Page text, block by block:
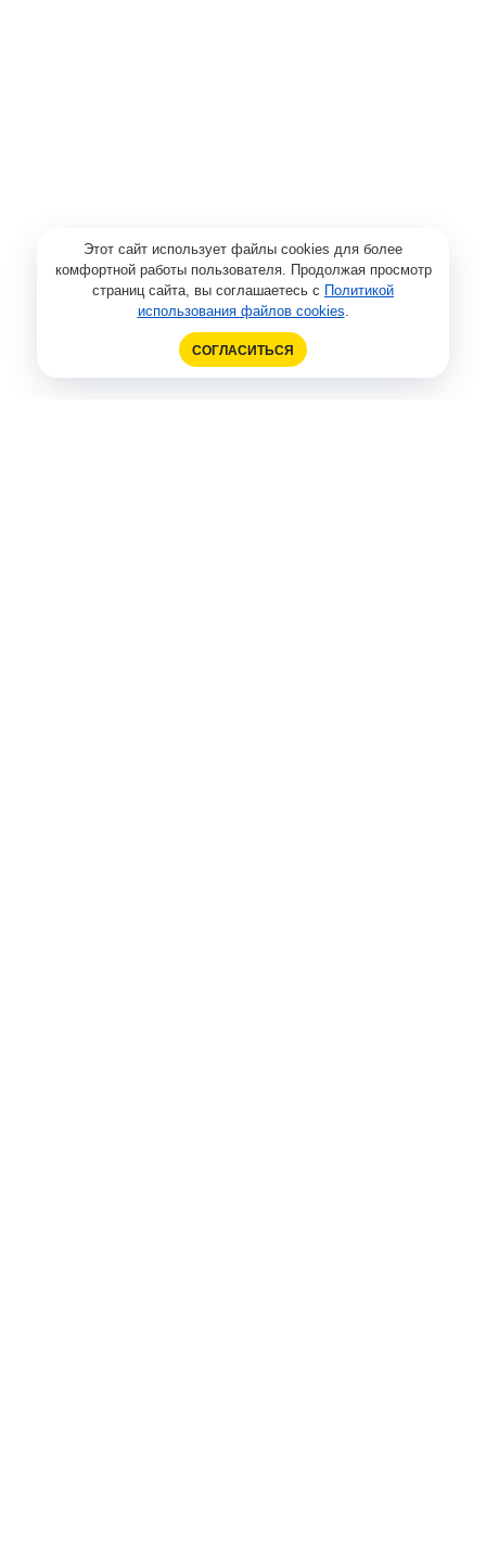
Этот сайт использует файлы cookies для более
комфортной работы пользователя. Продолжая просмотр
страниц сайта, вы соглашаетесь с Политикой
использования файлов cookies.
СОГЛАСИТЬСЯ